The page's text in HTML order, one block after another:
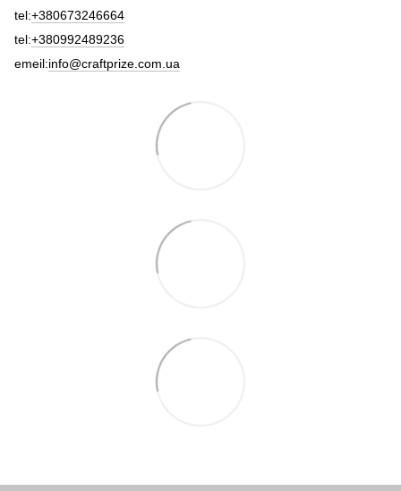
tel:+380673246664
tel:+380992489236
emeil:info@craftprize.com.ua